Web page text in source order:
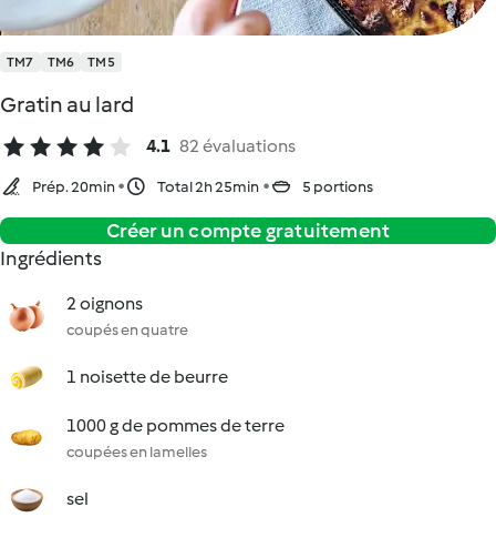
TM7 TM6 TM5
Gratin au lard
4.1 82 évaluations
Prép. 20min Total 2h 25min 5 portions
Créer un compte gratuitement
Ingrédients
2 oignons
coupés en quatre
1 noisette de beurre
1000 g de pommes de terre
coupées en lamelles
sel